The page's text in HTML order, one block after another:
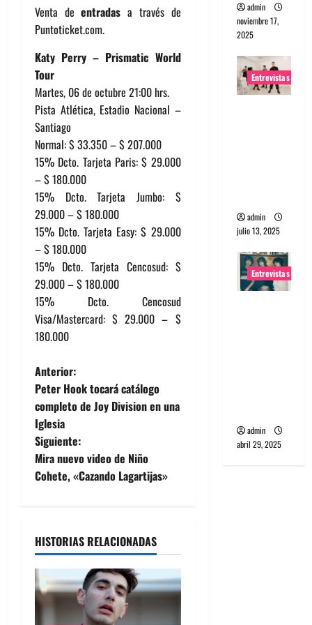
Venta deentradas a través de
Puntoticket.com.
Katy Perry – Prismatic World
Tour
Martes, 06 de octubre 21:00 hrs.
Pista Atlética, Estadio Nacional –
Santiago
Normal: $ 33.350 – $ 207.000
15% Dcto. Tarjeta Paris: $ 29.000
– $ 180.000
15% Dcto. Tarjeta Jumbo: $
29.000 – $ 180.000
15% Dcto. Tarjeta Easy: $ 29.000
– $ 180.000
15% Dcto. Tarjeta Cencosud: $
29.000 – $ 180.000
15% Dcto. Cencosud
Visa/Mastercard: $ 29.000 – $
180.000
N
a
v
e
c
i
ó
Anterior:
Peter Hook tocará catálogo
completo de Joy Division en una
Iglesia
Siguiente:
Mira nuevo video de Niño
Cohete, «Cazando Lagartijas»
HISTORIAS RELACIONADAS
admin
noviembre 17,
2025
Entrevistas
admin
julio 13, 2025
Entrevistas
admin
abril 29, 2025